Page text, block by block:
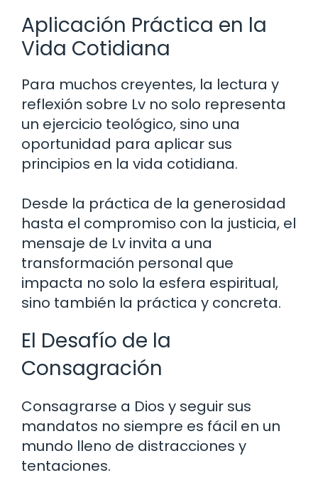
Aplicación Práctica en la
Vida Cotidiana
Para muchos creyentes, la lectura y
reflexión sobre Lv no solo representa
un ejercicio teológico, sino una
oportunidad para aplicar sus
principios en la vida cotidiana.
Desde la práctica de la generosidad
hasta el compromiso con la justicia, el
mensaje de Lv invita a una
transformación personal que
impacta no solo la esfera espiritual,
sino también la práctica y concreta.
El Desafío de la
Consagración
Consagrarse a Dios y seguir sus
mandatos no siempre es fácil en un
mundo lleno de distracciones y
tentaciones.